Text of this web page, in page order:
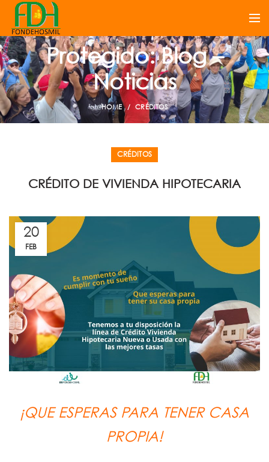
Protegido: Blog –
Noticias
HOME CRÉDITOS
CRÉDITOS
CRÉDITO DE VIVIENDA HIPOTECARIA
20
FEB
¡QUE ESPERAS PARA TENER CASA
PROPIA!